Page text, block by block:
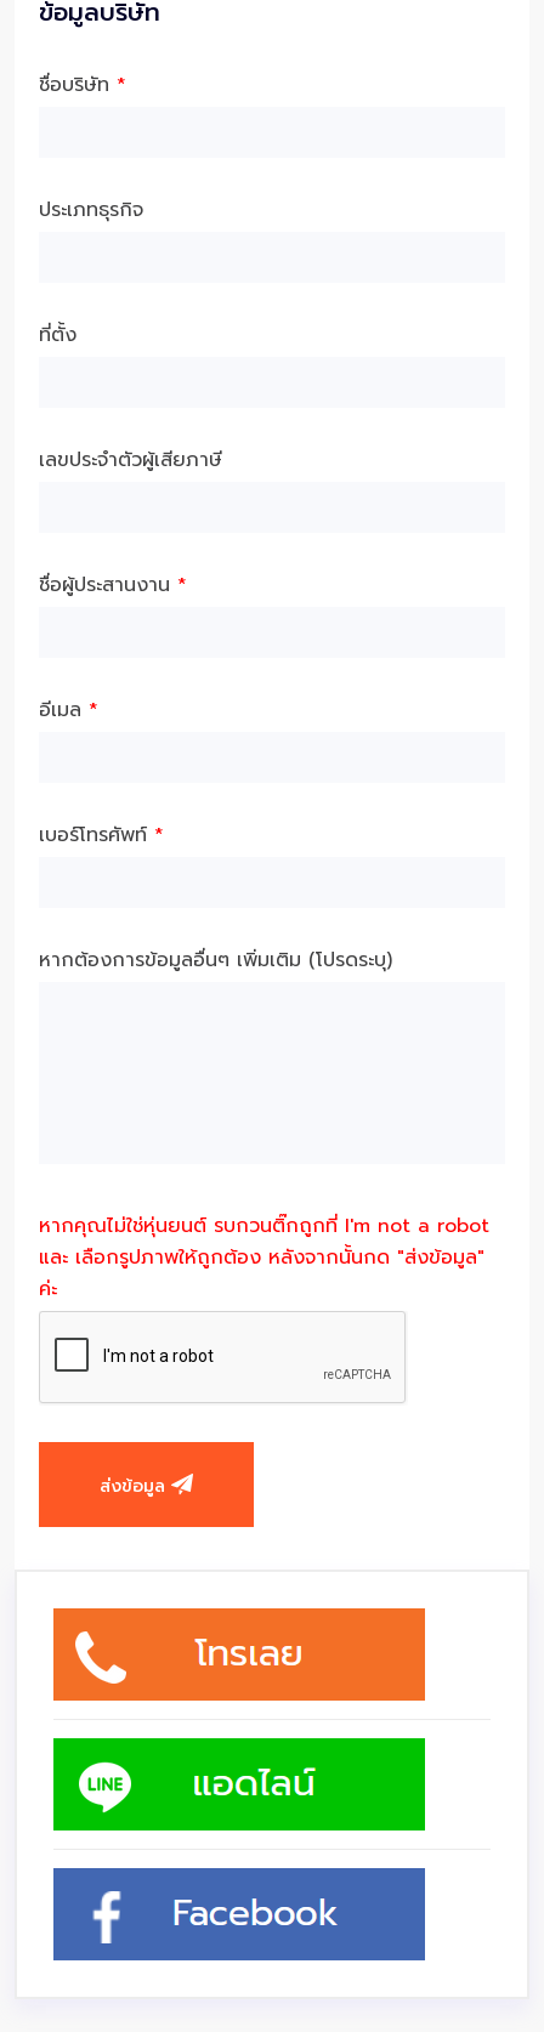
ข้อมูลบริษัท
ชื่อบริษัท *
ประเภทธุรกิจ
ที่ตั้ง
เลขประจำตัวผู้เสียภาษี
ชื่อผู้ประสานงาน *
อีเมล *
เบอร์โทรศัพท์ *
หากต้องการข้อมูลอื่นๆ เพิ่มเติม (โปรดระบุ)
หากคุณไม่ใช่หุ่นยนต์ รบกวนติ๊กถูกที่ I'm not a robot
และ เลือกรูปภาพให้ถูกต้อง หลังจากนั้นกด "ส่งข้อมูล"
ค่ะ
ส่งข้อมูล